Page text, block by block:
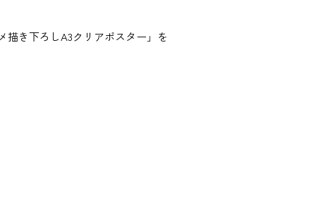
描き下ろしA3クリアポスター」を